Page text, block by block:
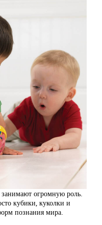
огромную роль.
кубики, куколки и
познания мира.